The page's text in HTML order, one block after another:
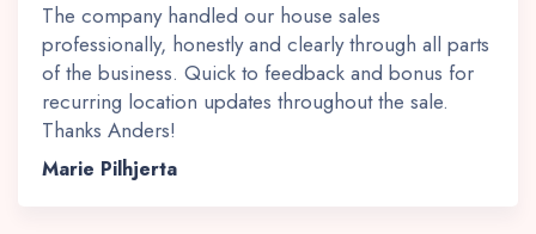
The company handled our house sales
professionally, honestly and clearly through all parts
of the business. Quick to feedback and bonus for
recurring location updates throughout the sale.
Thanks Anders!
Marie Pilhjerta